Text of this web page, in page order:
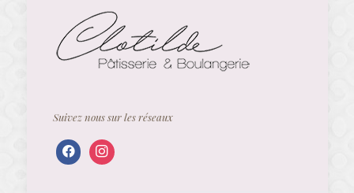
Suivez nous sur les réseaux
facebookinstagram